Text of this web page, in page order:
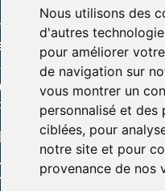
Nous utilisons des
d'autres
pour améliorer
de navigation sur
vous montrer un
personnalisé et des
ciblées, pour
notre site et pour
provenance de nos
by Brusselslife Team
plus de 12 000
les sections de
adresses et un grand choix
et de conseils et astuces de
500 -1050 Ixelles,